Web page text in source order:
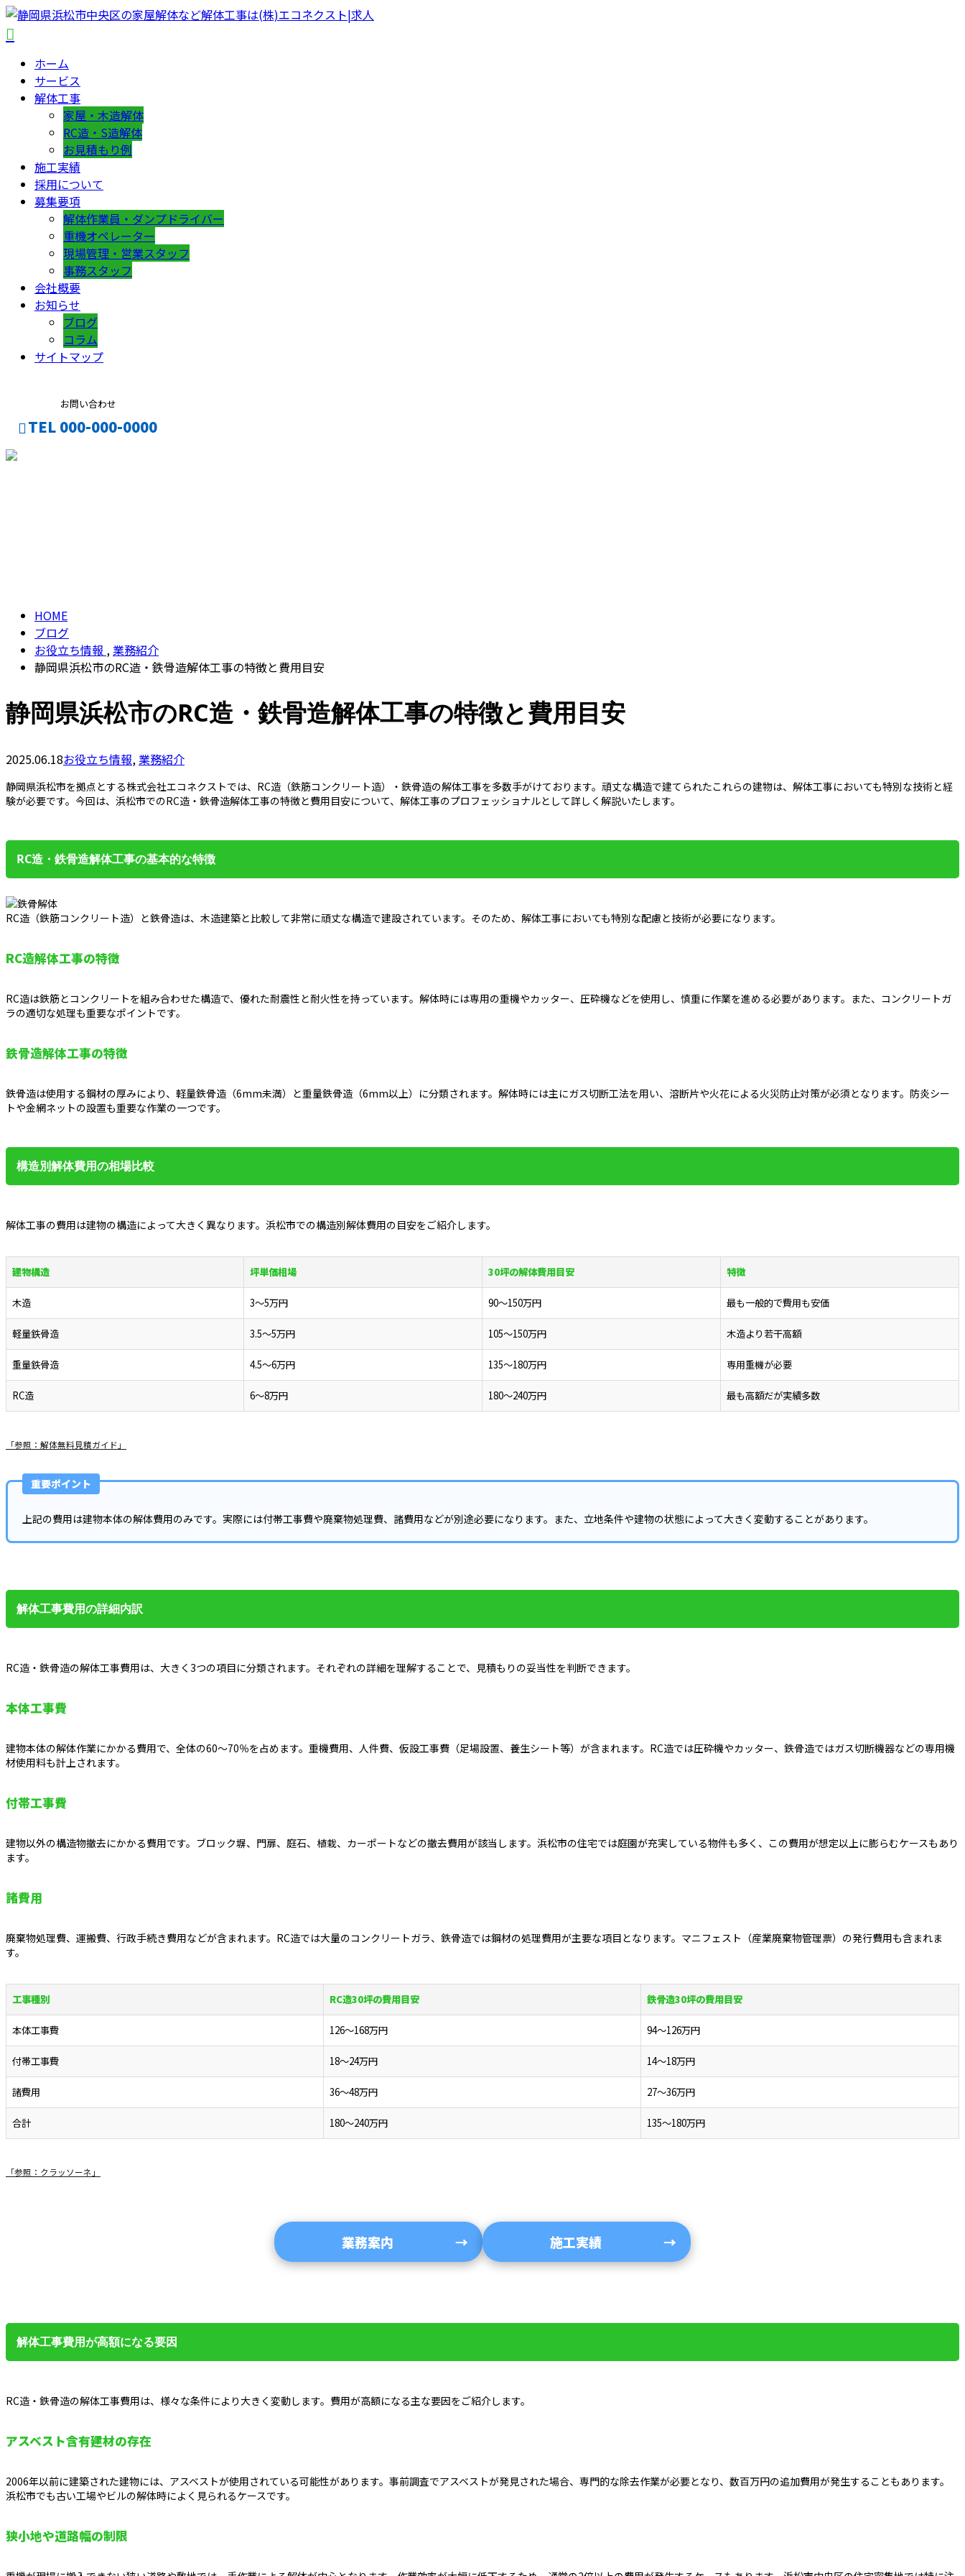
ホーム
サービス
解体工事
家屋・木造解体
RC造・S造解体
お見積もり例
施工実績
採用について
募集要項
解体作業員・ダンプドライバー
重機オペレーター
現場管理・営業スタッフ
事務スタッフ
会社概要
お知らせ
ブログ
コラム
サイトマップ
お問い合わせ
TEL 000-000-0000
HOME
ブログ
お役立ち情報 ,業務紹介
静岡県浜松市のRC造・鉄骨造解体工事の特徴と費用目安
静岡県浜松市のRC造・鉄骨造解体工事の特徴と費用目安
2025.06.18お役立ち情報,業務紹介
静岡県浜松市を拠点とする株式会社エコネクストでは、RC造（鉄筋コンクリート造）・鉄骨造の解体工事を多数手がけております。頑丈な構造で建てられたこれらの建物は、解体工事においても特別な技術と経
験が必要です。今回は、浜松市でのRC造・鉄骨造解体工事の特徴と費用目安について、解体工事のプロフェッショナルとして詳しく解説いたします。
RC造・鉄骨造解体工事の基本的な特徴
RC造（鉄筋コンクリート造）と鉄骨造は、木造建築と比較して非常に頑丈な構造で建設されています。そのため、解体工事においても特別な配慮と技術が必要になります。
RC造解体工事の特徴
RC造は鉄筋とコンクリートを組み合わせた構造で、優れた耐震性と耐火性を持っています。解体時には専用の重機やカッター、圧砕機などを使用し、慎重に作業を進める必要があります。また、コンクリートガ
ラの適切な処理も重要なポイントです。
鉄骨造解体工事の特徴
鉄骨造は使用する鋼材の厚みにより、軽量鉄骨造（6mm未満）と重量鉄骨造（6mm以上）に分類されます。解体時には主にガス切断工法を用い、溶断片や火花による火災防止対策が必須となります。防炎シー
トや金網ネットの設置も重要な作業の一つです。
構造別解体費用の相場比較
解体工事の費用は建物の構造によって大きく異なります。浜松市での構造別解体費用の目安をご紹介します。
建物構造 坪単価相場 30坪の解体費用目安 特徴
木造 3～5万円 90～150万円 最も一般的で費用も安価
軽量鉄骨造 3.5～5万円 105～150万円 木造より若干高額
重量鉄骨造 4.5～6万円 135～180万円 専用重機が必要
RC造 6～8万円 180～240万円 最も高額だが実績多数
「参照：解体無料見積ガイド」
重要ポイント
上記の費用は建物本体の解体費用のみです。実際には付帯工事費や廃棄物処理費、諸費用などが別途必要になります。また、立地条件や建物の状態によって大きく変動することがあります。
解体工事費用の詳細内訳
RC造・鉄骨造の解体工事費用は、大きく3つの項目に分類されます。それぞれの詳細を理解することで、見積もりの妥当性を判断できます。
本体工事費
建物本体の解体作業にかかる費用で、全体の60～70％を占めます。重機費用、人件費、仮設工事費（足場設置、養生シート等）が含まれます。RC造では圧砕機やカッター、鉄骨造ではガス切断機器などの専用機
材使用料も計上されます。
付帯工事費
建物以外の構造物撤去にかかる費用です。ブロック塀、門扉、庭石、植栽、カーポートなどの撤去費用が該当します。浜松市の住宅では庭園が充実している物件も多く、この費用が想定以上に膨らむケースもあり
ます。
諸費用
廃棄物処理費、運搬費、行政手続き費用などが含まれます。RC造では大量のコンクリートガラ、鉄骨造では鋼材の処理費用が主要な項目となります。マニフェスト（産業廃棄物管理票）の発行費用も含まれま
す。
工事種別 RC造30坪の費用目安 鉄骨造30坪の費用目安
本体工事費 126～168万円 94～126万円
付帯工事費 18～24万円 14～18万円
諸費用 36～48万円 27～36万円
合計 180～240万円 135～180万円
「参照：クラッソーネ」
業務案内 施工実績
解体工事費用が高額になる要因
RC造・鉄骨造の解体工事費用は、様々な条件により大きく変動します。費用が高額になる主な要因をご紹介します。
アスベスト含有建材の存在
2006年以前に建築された建物には、アスベストが使用されている可能性があります。事前調査でアスベストが発見された場合、専門的な除去作業が必要となり、数百万円の追加費用が発生することもあります。
浜松市でも古い工場やビルの解体時によく見られるケースです。
狭小地や道路幅の制限